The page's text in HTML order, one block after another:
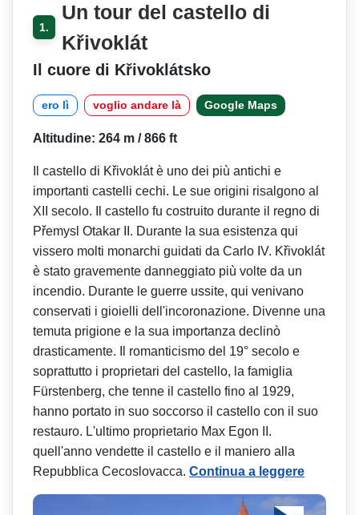
1.
Un tour del castello di
Křivoklát
Il cuore di Křivoklátsko
ero lì voglio andare là Google Maps
Altitudine: 264 m / 866 ft
Il castello di Křivoklát è uno dei più antichi e
importanti castelli cechi. Le sue origini risalgono al
XII secolo. Il castello fu costruito durante il regno di
Přemysl Otakar II. Durante la sua esistenza qui
vissero molti monarchi guidati da Carlo IV. Křivoklát
è stato gravemente danneggiato più volte da un
incendio. Durante le guerre ussite, qui venivano
conservati i gioielli dell'incoronazione. Divenne una
temuta prigione e la sua importanza declinò
drasticamente. Il romanticismo del 19° secolo e
soprattutto i proprietari del castello, la famiglia
Fürstenberg, che tenne il castello fino al 1929,
hanno portato in suo soccorso il castello con il suo
restauro. L'ultimo proprietario Max Egon II.
quell'anno vendette il castello e il maniero alla
Repubblica Cecoslovacca. Continua a leggere